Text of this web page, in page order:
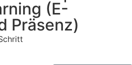
(E-
Präsenz)